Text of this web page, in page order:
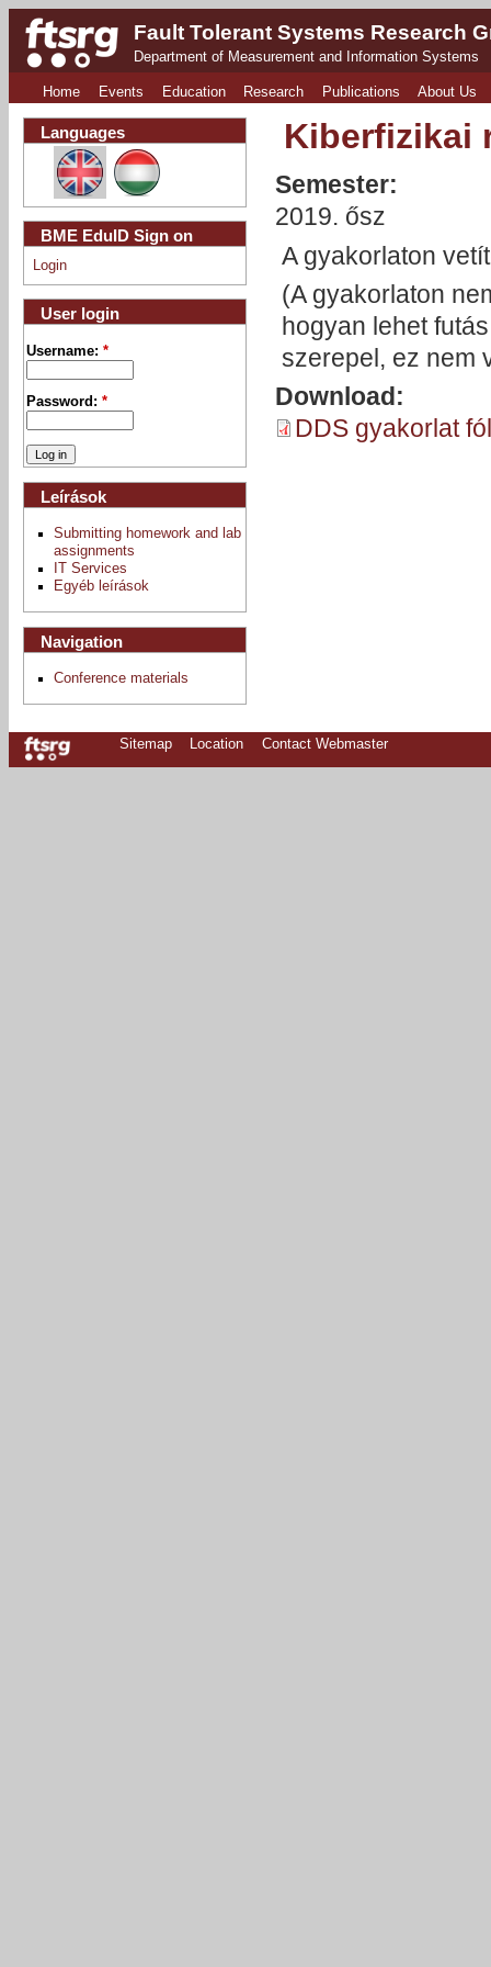
Fault Tolerant Systems Research
Department of Measurement and Information Systems
Home Events Education Research Publications About Us
Kiberfizikai
Semester:
2019. ősz
A gyakorlaton
(A gyakorlaton
hogyan lehet
szerepel, ez nem
Download:
DDS gyakorlat
Languages
BME EduID Sign on
Login
User login
Username:*
Password:*
Leírások
Submitting homework and lab
assignments
IT Services
Egyéb leírások
Navigation
Conference materials
Sitemap Location Contact Webmaster